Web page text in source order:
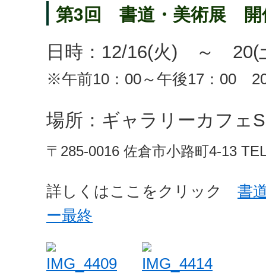
第3回 書道・美術展 開
日時：12/16(火) ～
※午前10：00～午後17：00
場所：ギャラリーカフェ
〒285-0016 佐倉市小路町4-13
詳しくはここをクリック 書
ー最終